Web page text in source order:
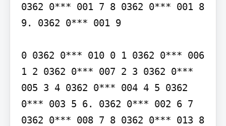
0362 0*** 001 7 8 0362 0*** 001 8
9. 0362 0*** 001 9
0 0362 0*** 010 0 1 0362 0*** 006
1 2 0362 0*** 007 2 3 0362 0***
005 3 4 0362 0*** 004 4 5 0362
0*** 003 5 6. 0362 0*** 002 6 7
0362 0*** 008 7 8 0362 0*** 013 8